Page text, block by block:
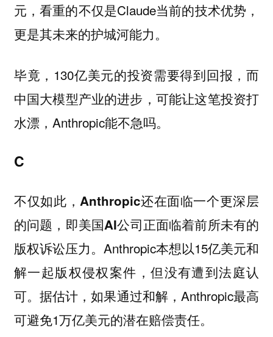
元，看重的不仅是Claude当前的技术优势，
更是其未来的护城河能力。
毕竟，130亿美元的投资需要得到回报，而
中国大模型产业的进步，可能让这笔投资打
水漂，Anthropic能不急吗。
C
不仅如此，Anthropic还在面临一个更深层
的问题，即美国AI公司正面临着前所未有的
版权诉讼压力。 Anthropic本想以15亿美元和
解一起版权侵权案件，但没有遭到法庭认
可。据估计，如果通过和解，Anthropic最高
可避免1万亿美元的潜在赔偿责任。